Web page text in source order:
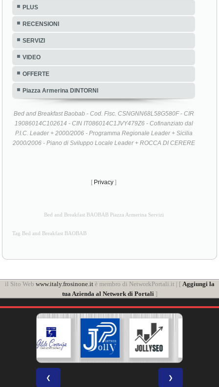
PLUS
RECENSIONI
SERVIZI
VIDEO
OFFERTE
Piazza Armerina DINTORNI
Bed and Breakfast Baobab - Cod. Fisc. CSNGNN68L58G580F - CIR
19086014C102614 - CIN IT086014C1JVY479Z6 - Cofinanziato dal
P.I.C. Leader + 2000/2006 - Programma Regionale Leader + Sicilia
2000/2006 - Piano di Sviluppo Locale Leader + ROCCA DI CERERE
[ Privacy ]
Bed and Breakfast BAOBAB Piazza Armerina Servizi
Tag Bed and Breakfast BAOBAB
il Sito Web www.italy.frosinone.itè membro di NetworkPortali.it | [ Aggiungi la
tua Azienda al Network di Portali ]
❮ ❯